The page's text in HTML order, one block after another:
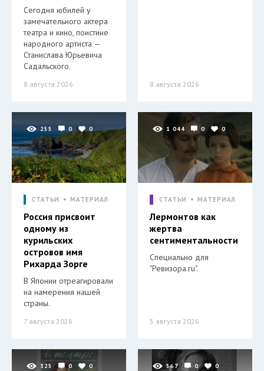
Сегодня юбилей у
замечательного актера
театра и кино, поистине
народного артиста —
Станислава Юрьевича
Садальского.
8 августа 2026 8 августа 2026
255 0 0
СТАТЬИ МАТЕРИАЛ
Россия присвоит
одному из
курильских
островов имя
Рихарда Зорге
В Японии отреагировали
на намерения нашей
страны.
7 августа 2026
1 044 0 0
СТАТЬИ МАТЕРИАЛ
Лермонтов как
жертва
сентиментальности
Специально для
"Ревизора.ru".
5 августа 2026
325 0 0 567 0 0